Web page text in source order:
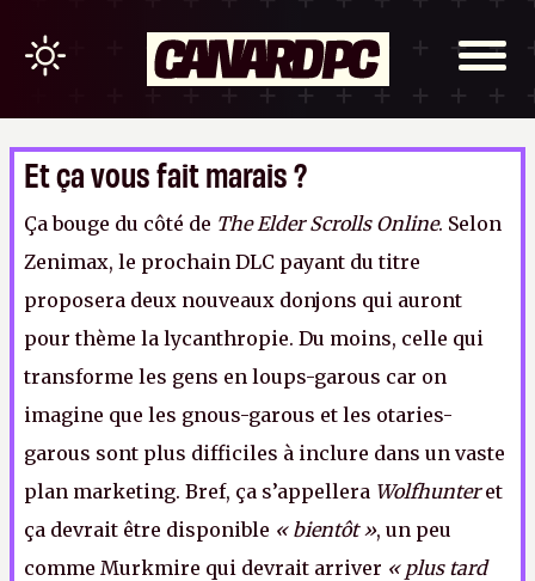
Et ça vous fait marais ?
Ça bouge du côté de The Elder Scrolls Online. Selon
Zenimax, le prochain DLC payant du titre
proposera deux nouveaux donjons qui auront
pour thème la lycanthropie. Du moins, celle qui
transforme les gens en loups-garous car on
imagine que les gnous-garous et les otaries-
garous sont plus difficiles à inclure dans un vaste
plan marketing. Bref, ça s’appellera Wolfhunteret
ça devrait être disponible « bientôt », un peu
comme Murkmire qui devrait arriver « plus tard